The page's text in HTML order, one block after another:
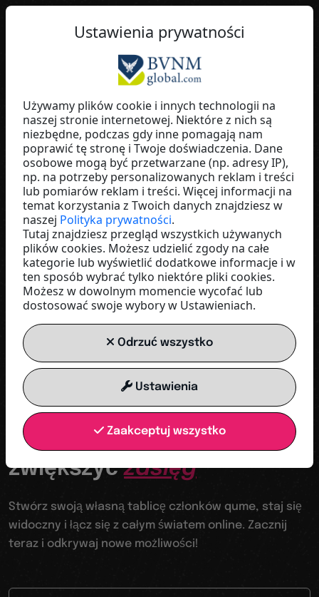
Michael Engler
Switzerland
ROZPOCZNIJ TERAZ
Twoja trampolina do cyfrowego świata
Stawać się widocznym,
zwiększyćzasięg
Stwórz swoją własną tablicę członków qume, staj się
widoczny i łącz się z całym światem online. Zacznij
teraz i odkrywaj nowe możliwości!
Ustawienia prywatności
Używamy plików cookie i innych technologii na
naszej stronie internetowej. Niektóre z nich są
niezbędne, podczas gdy inne pomagają nam
poprawić tę stronę i Twoje doświadczenia. Dane
osobowe mogą być przetwarzane (np. adresy IP),
np. na potrzeby personalizowanych reklam i treści
lub pomiarów reklam i treści. Więcej informacji na
temat korzystania z Twoich danych znajdziesz w
naszej Polityka prywatności.
Tutaj znajdziesz przegląd wszystkich używanych
plików cookies. Możesz udzielić zgody na całe
kategorie lub wyświetlić dodatkowe informacje i w
ten sposób wybrać tylko niektóre pliki cookies.
Możesz w dowolnym momencie wycofać lub
dostosować swoje wybory w Ustawieniach.
Odrzuć wszystko
Ustawienia
Zaakceptuj wszystko